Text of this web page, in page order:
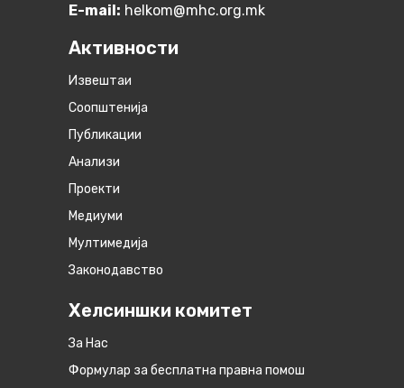
E-mail: helkom@mhc.org.mk
Активности
Извештаи
Соопштенија
Публикации
Анализи
Проекти
Медиуми
Мултимедија
Законодавство
Хелсиншки комитет
За Нас
Формулар за бесплатна правна помош